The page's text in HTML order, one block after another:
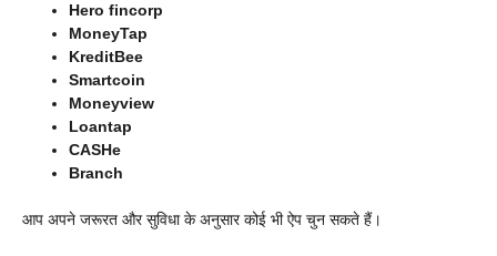
Hero fincorp
MoneyTap
KreditBee
Smartcoin
Moneyview
Loantap
CASHe
Branch
आप अपने जरूरत और सुविधा के अनुसार कोई भी ऐप चुन सकते हैं।